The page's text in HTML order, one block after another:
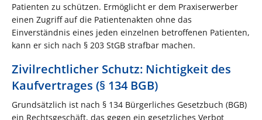
Patienten zu schützen. Ermöglicht er dem Praxiserwerber
einen Zugriff auf die Patientenakten ohne das
Einverständnis eines jeden einzelnen betroffenen Patienten,
kann er sich nach § 203 StGB strafbar machen.
Zivilrechtlicher Schutz: Nichtigkeit des
Kaufvertrages (§ 134 BGB)
Grundsätzlich ist nach § 134 Bürgerliches Gesetzbuch (BGB)
ein Rechtsgeschäft, das gegen ein gesetzliches Verbot